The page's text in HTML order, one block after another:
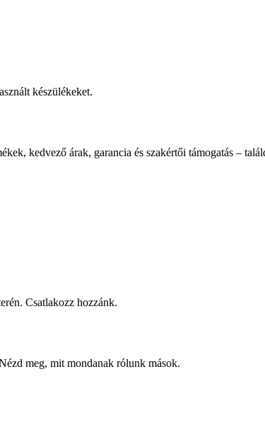
készülékeket.
kedvező árak, garancia és szakértői támogatás –
Csatlakozz hozzánk.
meg, mit mondanak rólunk mások.